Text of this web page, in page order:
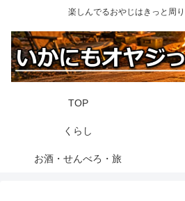
楽しんでるおやじはきっと周り
TOP
くらし
お酒・せんべろ・旅